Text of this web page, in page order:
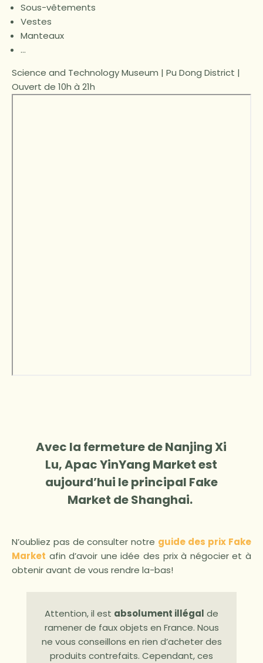
Sous-vêtements
Vestes
Manteaux
…
Science and Technology Museum | Pu Dong District |
Ouvert de 10h à 21h
Avec la fermeture de Nanjing Xi
Lu, Apac YinYang Market est
aujourd’hui le principal Fake
Market de Shanghai.
N’oubliez pas de consulter notre guide des prix Fake
Market afin d’avoir une idée des prix à négocier et à
obtenir avant de vous rendre la-bas!
Attention, il est absolument illégal de
ramener de faux objets en France. Nous
ne vous conseillons en rien d’acheter des
produits contrefaits. Cependant, ces